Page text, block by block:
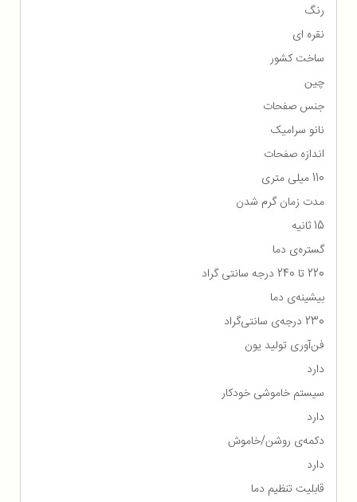
رنگ
نقره ای
ساخت کشور
چین
جنس صفحات
نانو سرامیک
اندازه صفحات
110 میلی متری
مدت زمان گرم شدن
15 ثانیه
گستره‌ی دما
220 تا 240 درجه سانتی گراد
بیشینه‌ی دما
230 درجه‌ی سانتی‌گراد
فن‌آوری تولید یون
دارد
سیستم خاموشی خودکار
دارد
دکمه‌ی روشن/خاموش
دارد
قابلیت تنظیم دما